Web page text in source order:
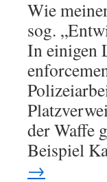
Wie
sog.
In einigen
der Waffe
Beispiel
→